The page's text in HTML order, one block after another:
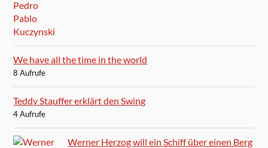
We have all the time in the world
8 Aufrufe
Teddy Stauffer erklärt den Swing
4 Aufrufe
Werner Herzog will ein Schiff über einen Berg